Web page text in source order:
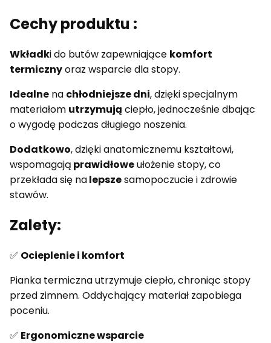
Cechy produktu :
Wkładki do butów zapewniające komfort
termicznyoraz wsparcie dla stopy.
Idealne na chłodniejsze dni, dzięki specjalnym
materiałom utrzymują ciepło, jednocześnie dbając
o wygodę podczas długiego noszenia.
Dodatkowo, dzięki anatomicznemu kształtowi,
wspomagają prawidłoweułożenie stopy, co
przekłada się nalepszesamopoczucie i zdrowie
stawów.
Zalety:
✅ Ocieplenie i komfort
Pianka termiczna utrzymuje ciepło, chroniąc stopy
przed zimnem. Oddychający materiał zapobiega
poceniu.
✅ Ergonomiczne wsparcie